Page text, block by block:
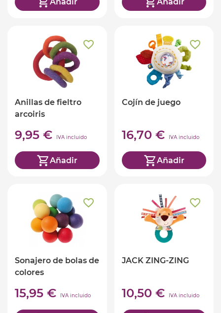
Añadir Añadir
Anillas de fieltro
arcoiris
9,95 € IVA incluido
Añadir
Cojín de juego
16,70 € IVA incluido
Añadir
Sonajero de bolas de
colores
15,95 € IVA incluido
JACK ZING-ZING
10,50 € IVA incluido